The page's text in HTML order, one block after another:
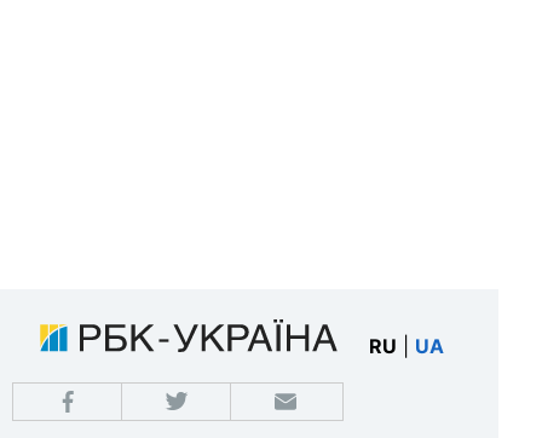
RU UA